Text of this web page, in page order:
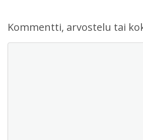
Kommentti, arvostelu tai